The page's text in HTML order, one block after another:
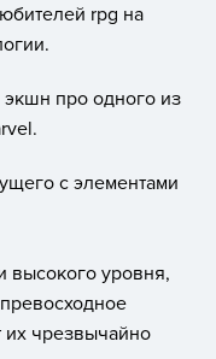
rpg на
про одного из
с элементами
высокого уровня,
их чрезвычайно